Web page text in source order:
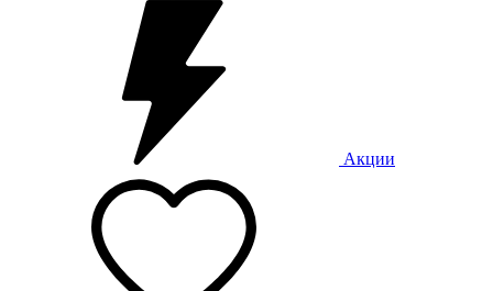
Акции